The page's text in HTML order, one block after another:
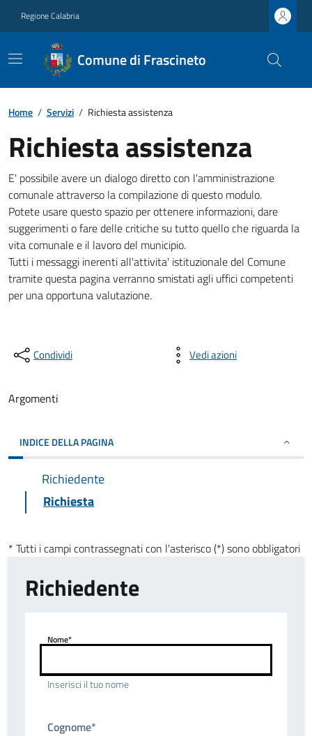
Regione Calabria
Comune di Frascineto
Home / Servizi / Richiesta assistenza
Richiesta assistenza
E' possibile avere un dialogo diretto con l'amministrazione
comunale attraverso la compilazione di questo modulo.
Potete usare questo spazio per ottenere informazioni, dare
suggerimenti o fare delle critiche su tutto quello che riguarda la
vita comunale e il lavoro del municipio.
Tutti i messaggi inerenti all'attivita' istituzionale del Comune
tramite questa pagina verranno smistati agli uffici competenti
per una opportuna valutazione.
Condividi Vedi azioni
Argomenti
INDICE DELLA PAGINA
Richiedente
Richiesta
* Tutti i campi contrassegnati con l'asterisco (*) sono obbligatori
Richiedente
Nome*
Inserisci il tuo nome
Cognome*